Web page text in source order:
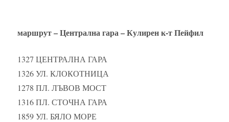
маршрут – Централна гара – Кулирен к-т Пейфил
1327 ЦЕНТРАЛНА ГАРА
1326 УЛ. КЛОКОТНИЦА
1278 ПЛ. ЛЪВОВ МОСТ
1316 ПЛ. СТОЧНА ГАРА
1859 УЛ. БЯЛО МОРЕ